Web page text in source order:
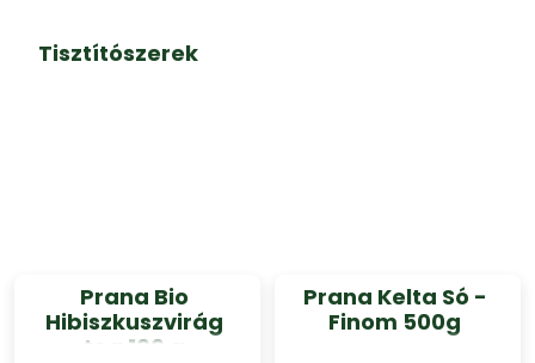
Tisztítószerek
Prana Bio
Hibiszkuszvirág
tea 100 g
Prana Kelta Só -
Finom 500g